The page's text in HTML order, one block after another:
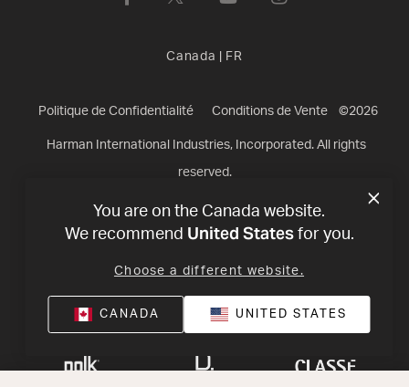
Canada FR
Politique de Confidentialité Conditions de Vente ©2026
Harman International Industries, Incorporated. All rights
reserved.
You are on the Canada website.
We recommend United Statesfor you.
Choose a different website.
CANADA UNITED STATES